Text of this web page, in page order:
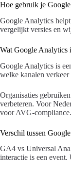
Hoe gebruik je
Google Analytics
vergelijkt versies en
Wat Google Analytics
Google Analytics is
welke kanalen verkeer
Organisaties
verbeteren. Voor
voor AVG-compliance.
Verschil tussen
GA4 vs Universal
interactie is een